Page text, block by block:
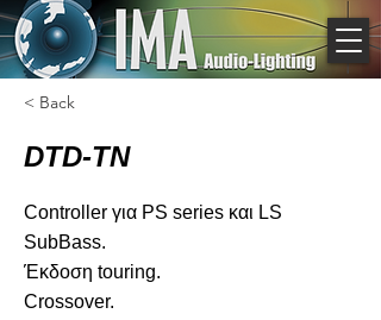
< Back
DTD-TN
Controller για PS series και LS
SubBass.
Έκδοση touring.
Crossover.